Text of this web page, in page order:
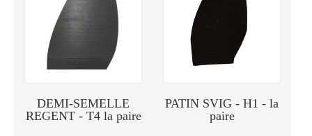
DEMI-SEMELLE
REGENT - T4 la paire
PATIN SVIG - H1 - la
paire